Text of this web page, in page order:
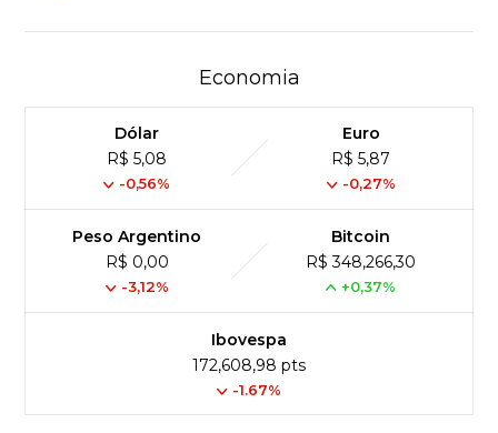
Economia
Dólar
R$ 5,08
-0,56%
Euro
R$ 5,87
-0,27%
Peso Argentino
R$ 0,00
-3,12%
Bitcoin
R$ 348,266,30
+0,37%
Ibovespa
172,608,98 pts
-1.67%